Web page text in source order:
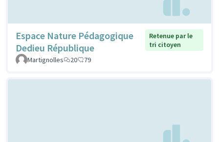
Espace Nature Pédagogique
Dedieu République
Retenue par le
tri citoyen
Martignolles
20 79